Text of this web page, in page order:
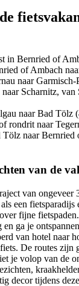
in Bernried of
of Ambach
naar
Scharnitz, van
naar Bad Tölz
rondrit naar
Tölz naar
van de
van
een fietsparadijs
fijne
ga je
van hotel naar
De routes zijn
je volop van de
decor tijdens